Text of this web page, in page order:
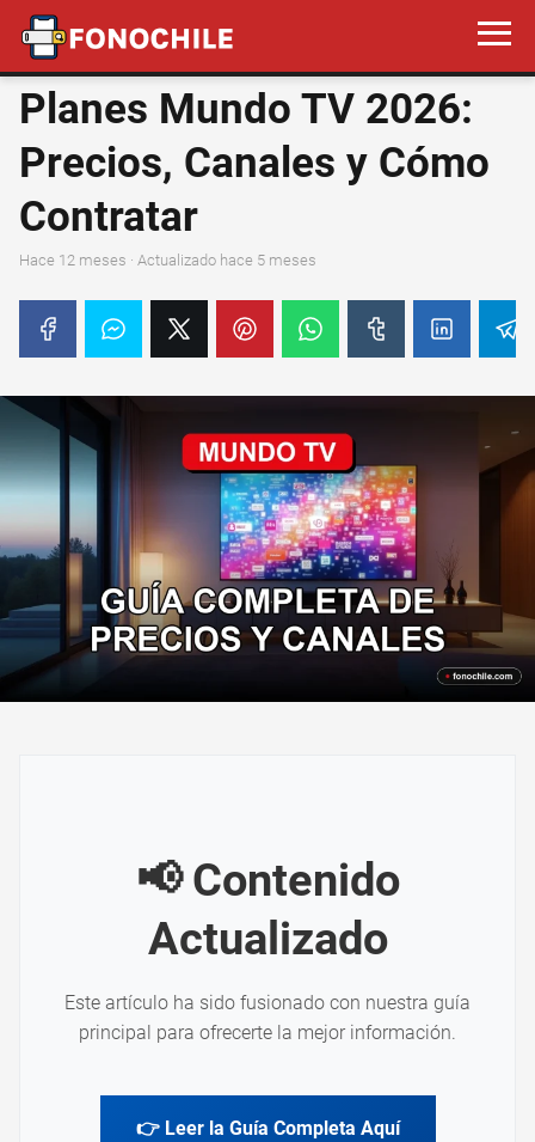
Planes Mundo TV 2026:
Precios, Canales y Cómo
Contratar
hace 12 meses · Actualizado hace 5 meses
📢 Contenido
Actualizado
Este artículo ha sido fusionado con nuestra guía
principal para ofrecerte la mejor información.
👉 Leer la Guía Completa Aquí